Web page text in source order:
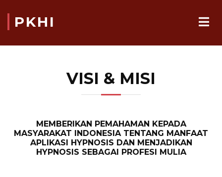
PKHI
VISI & MISI
MEMBERIKAN PEMAHAMAN KEPADA
MASYARAKAT INDONESIA TENTANG MANFAAT
APLIKASI HYPNOSIS DAN MENJADIKAN
HYPNOSIS SEBAGAI PROFESI MULIA